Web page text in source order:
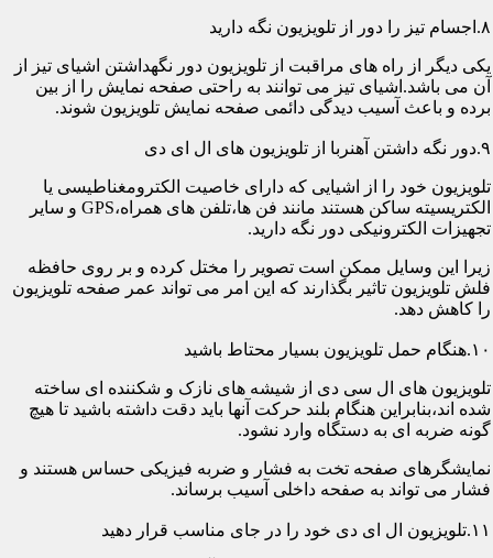
۸.اجسام تیز را دور از تلویزیون نگه دارید
یکی دیگر از راه های مراقبت از تلویزیون دور نگهداشتن اشیای تیز از
آن می باشد.اشیای تیز می توانند به راحتی صفحه نمایش را از بین
برده و باعث آسیب دیدگی دائمی صفحه نمایش تلویزیون شوند.
۹.دور نگه داشتن آهنربا از تلویزیون های ال ای دی
تلویزیون خود را از اشیایی که دارای خاصیت الکترومغناطیسی یا
الکتریسیته ساکن هستند مانند فن ها،تلفن های همراه،GPS و سایر
تجهیزات الکترونیکی دور نگه دارید.
زیرا این وسایل ممکن است تصویر را مختل کرده و بر روی حافظه
فلش تلویزیون تاثیر بگذارند که این امر می تواند عمر صفحه تلویزیون
را کاهش دهد.
۱۰.هنگام حمل تلویزیون بسیار محتاط باشید
تلویزیون های ال سی دی از شیشه های نازک و شکننده ای ساخته
شده اند،بنابراین هنگام بلند حرکت آنها باید دقت داشته باشید تا هیچ
گونه ضربه ای به دستگاه وارد نشود.
نمایشگرهای صفحه تخت به فشار و ضربه فیزیکی حساس هستند و
فشار می تواند به صفحه داخلی آسیب برساند.
۱۱.تلویزیون ال ای دی خود را در جای مناسب قرار دهید